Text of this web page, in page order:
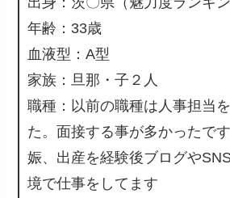
年齢：33歳
血液型：A型
家族：旦那・子２人
職種：以前の職種は人事担当
た。面接する事が多かったで
娠、出産を経験後ブログや
境で仕事をしてます